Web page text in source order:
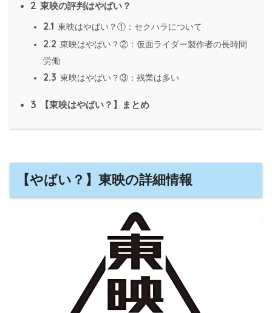
2 東映の評判はやばい？
2.1 東映はやばい？①：セクハラについて
2.2 東映はやばい？②：仮面ライダー製作者の長時間
労働
2.3 東映はやばい？③：残業は多い
3 【東映はやばい？】まとめ
【やばい？】東映の詳細情報